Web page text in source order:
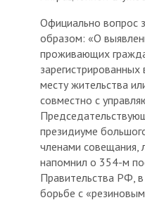
Официально вопрос
образом: «О
проживающих
месту жительства
совместно с
президиуме
членами совещания,
напомнил о 354-м
Правительства РФ,
борьбе с